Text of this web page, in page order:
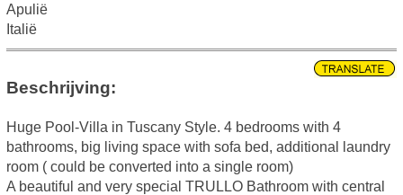
Apulië
Italië
Beschrijving:
Huge Pool-Villa in Tuscany Style. 4 bedrooms with 4
bathrooms, big living space with sofa bed, additional laundry
room ( could be converted into a single room)
A beautiful and very special TRULLO Bathroom with central